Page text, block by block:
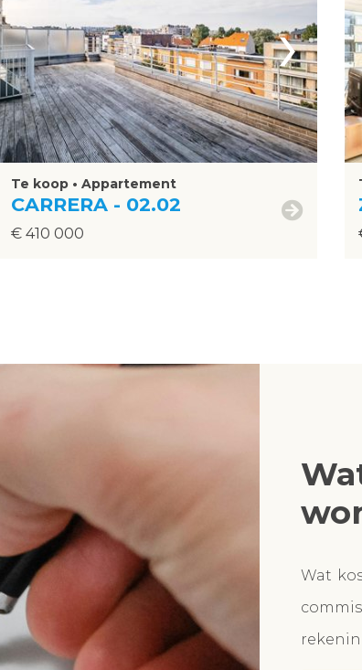
›
Te koop • Appartement
CARRERA - 02.02
€ 410 000
Wat